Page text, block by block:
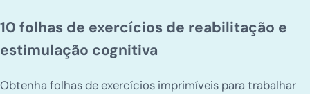
10 folhas de exercícios de reabilitação e
estimulação cognitiva
Obtenha folhas de exercícios imprimíveis para trabalhar